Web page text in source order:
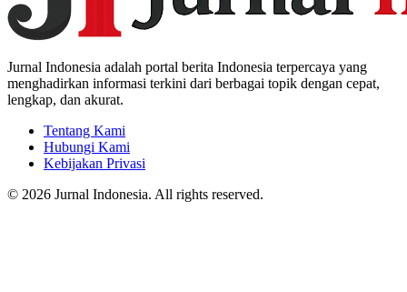
Jurnal Indonesia adalah portal berita Indonesia terpercaya yang
menghadirkan informasi terkini dari berbagai topik dengan cepat,
lengkap, dan akurat.
Tentang Kami
Hubungi Kami
Kebijakan Privasi
© 2026 Jurnal Indonesia. All rights reserved.